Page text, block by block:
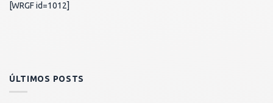
[WRGF id=1012]
ÚLTIMOS POSTS